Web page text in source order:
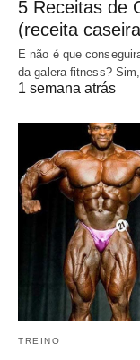
5 Receitas de
(receita
E não é que
da galera fitness?
1 semana atrás
TREINO